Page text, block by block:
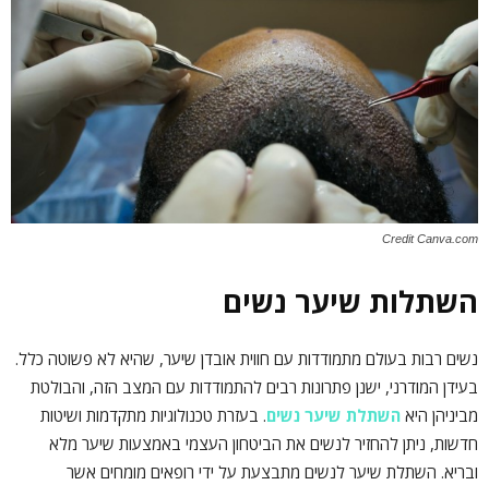
Credit Canva.com
השתלות שיער נשים
נשים רבות בעולם מתמודדות עם חווית אובדן שיער, שהיא לא פשוטה כלל.
בעידן המודרני, ישנן פתרונות רבים להתמודדות עם המצב הזה, והבולטת
מביניהן היא השתלת שיער נשים. בעזרת טכנולוגיות מתקדמות ושיטות
חדשות, ניתן להחזיר לנשים את הביטחון העצמי באמצעות שיער מלא
ובריא. השתלת שיער לנשים מתבצעת על ידי רופאים מומחים אשר